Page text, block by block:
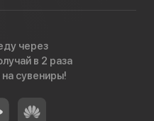
через
в 2 раза
сувениры!